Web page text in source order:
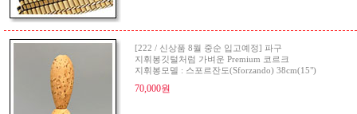
[222 / 신상품 8월 중순 입고예정] 파구
지휘봉깃털처럼 가벼운 Premium 코르크
지휘봉모델 : 스포르잔도(Sforzando) 38cm(15")
70,000원